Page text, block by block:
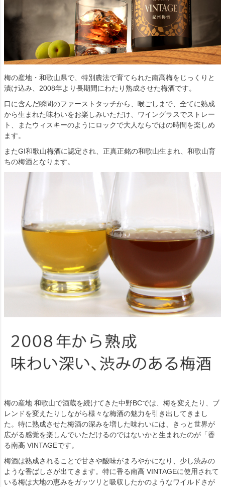
梅の産地・和歌山県で、特別農法で育てられた南高梅をじっくりと
漬け込み、2008年より長期間にわたり熟成させた梅酒です。
口に含んだ瞬間のファーストタッチから、喉ごしまで、全てに熟成
から生まれた味わいをお楽しみいただけ、ワイングラスでストレー
ト、またウィスキーのようにロックで大人ならではの時間を楽しめ
ます。
またGI和歌山梅酒に認定され、正真正銘の和歌山生まれ、和歌山育
ちの梅酒となります。
梅の産地 和歌山で酒蔵を続けてきた中野BCでは、梅を変えたり、ブ
レンドを変えたりしながら様々な梅酒の魅力を引き出してきまし
た。特に熟成させた梅酒の深みを増した味わいには、きっと世界が
広がる感覚を楽しんでいただけるのではないかと生まれたのが「香
る南高 VINTAGEです。
梅酒は熟成されることで甘さや酸味がまろやかになり、少し渋みの
ような香ばしさが出てきます。特に香る南高 VINTAGEに使用されて
いる梅は大地の恵みをガッツリと吸収したかのようなワイルドさが